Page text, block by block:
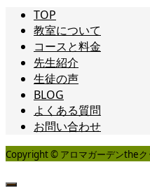
TOP
教室について
コースと料金
先生紹介
生徒の声
BLOG
よくある質問
お問い合わせ
Copyright © アロマガーデンthe